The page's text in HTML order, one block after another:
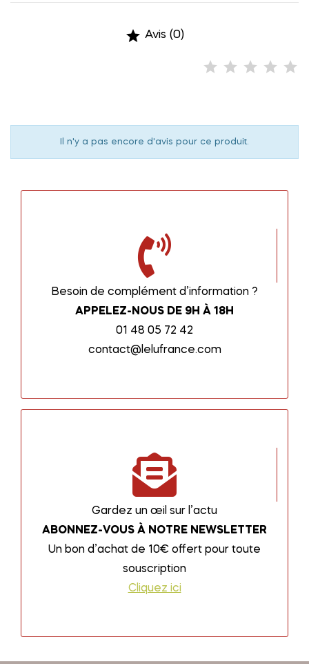
 Avis (0)
Il n'y a pas encore d'avis pour ce produit.
Besoin de complément d’information ?
APPELEZ-NOUS DE 9H À 18H
01 48 05 72 42
contact@lelufrance.com
Gardez un œil sur l’actu
ABONNEZ-VOUS À NOTRE NEWSLETTER
Un bon d’achat de 10€ offert pour toute
souscription
Cliquez ici